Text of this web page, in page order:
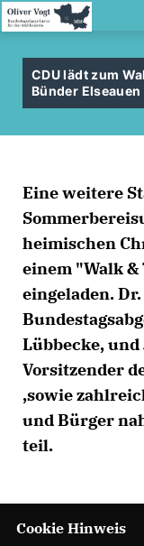
CDU lädt zum
Bünder Elseauen
Eine weitere
heimischen
einem "Walk
eingeladen.
Lübbecke, und
Vorsitzender
,sowie
und Bürger
teil.
Cookie Hinweis